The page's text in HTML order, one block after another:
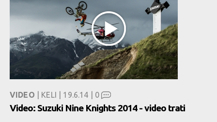
VIDEO | KELI | 19.6.14 | 0
Video: Suzuki Nine Knights 2014 - video trati